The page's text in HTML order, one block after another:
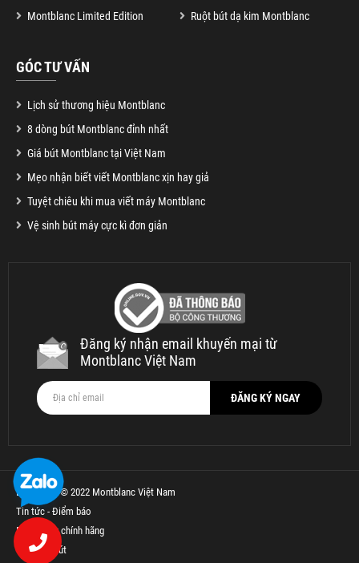
Montblanc Limited Edition
Ruột bút dạ kim Montblanc
GÓC TƯ VẤN
Lịch sử thương hiệu Montblanc
8 dòng bút Montblanc đỉnh nhất
Giá bút Montblanc tại Việt Nam
Mẹo nhận biết viết Montblanc xịn hay giả
Tuyệt chiêu khi mua viết máy Montblanc
Vệ sinh bút máy cực kì đơn giản
Đăng ký nhận email khuyến mại từ
Montblanc Việt Nam
Bản quyền © 2022 Montblanc Việt Nam
Tin tức - Điểm báo
Bút Parker chính hãng
Thế Giới Bút